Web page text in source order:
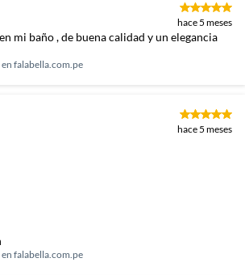
hace 5 meses
mi baño , de buena calidad y un elegancia
falabella.com.pe
hace 5 meses
falabella.com.pe